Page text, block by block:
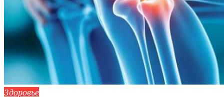
Здоровье